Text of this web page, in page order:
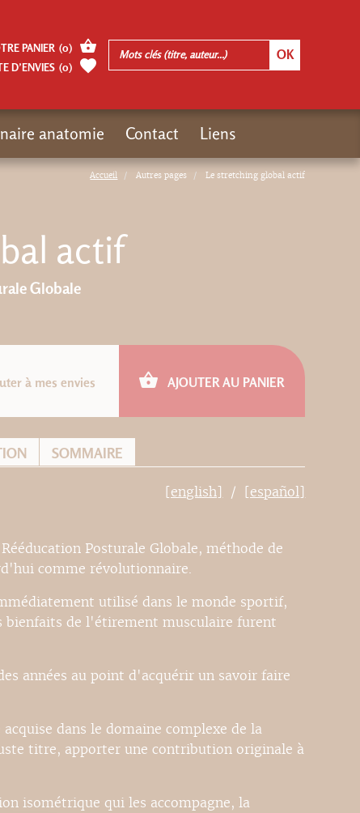
Accueil Autres pages Le stretching global actif
actif
Globale
à mes envies AJOUTER AU PANIER
SOMMAIRE
[english] [español]
Posturale Globale, méthode de
comme révolutionnaire.
utilisé dans le monde sportif,
bienfaits de l'étirement musculaire furent
années au point d'acquérir un savoir faire
dans le domaine complexe de la
titre, apporter une contribution originale à
isométrique qui les accompagne, la
PANIER (0)
D’ENVIES (0)
anatomie Contact Liens